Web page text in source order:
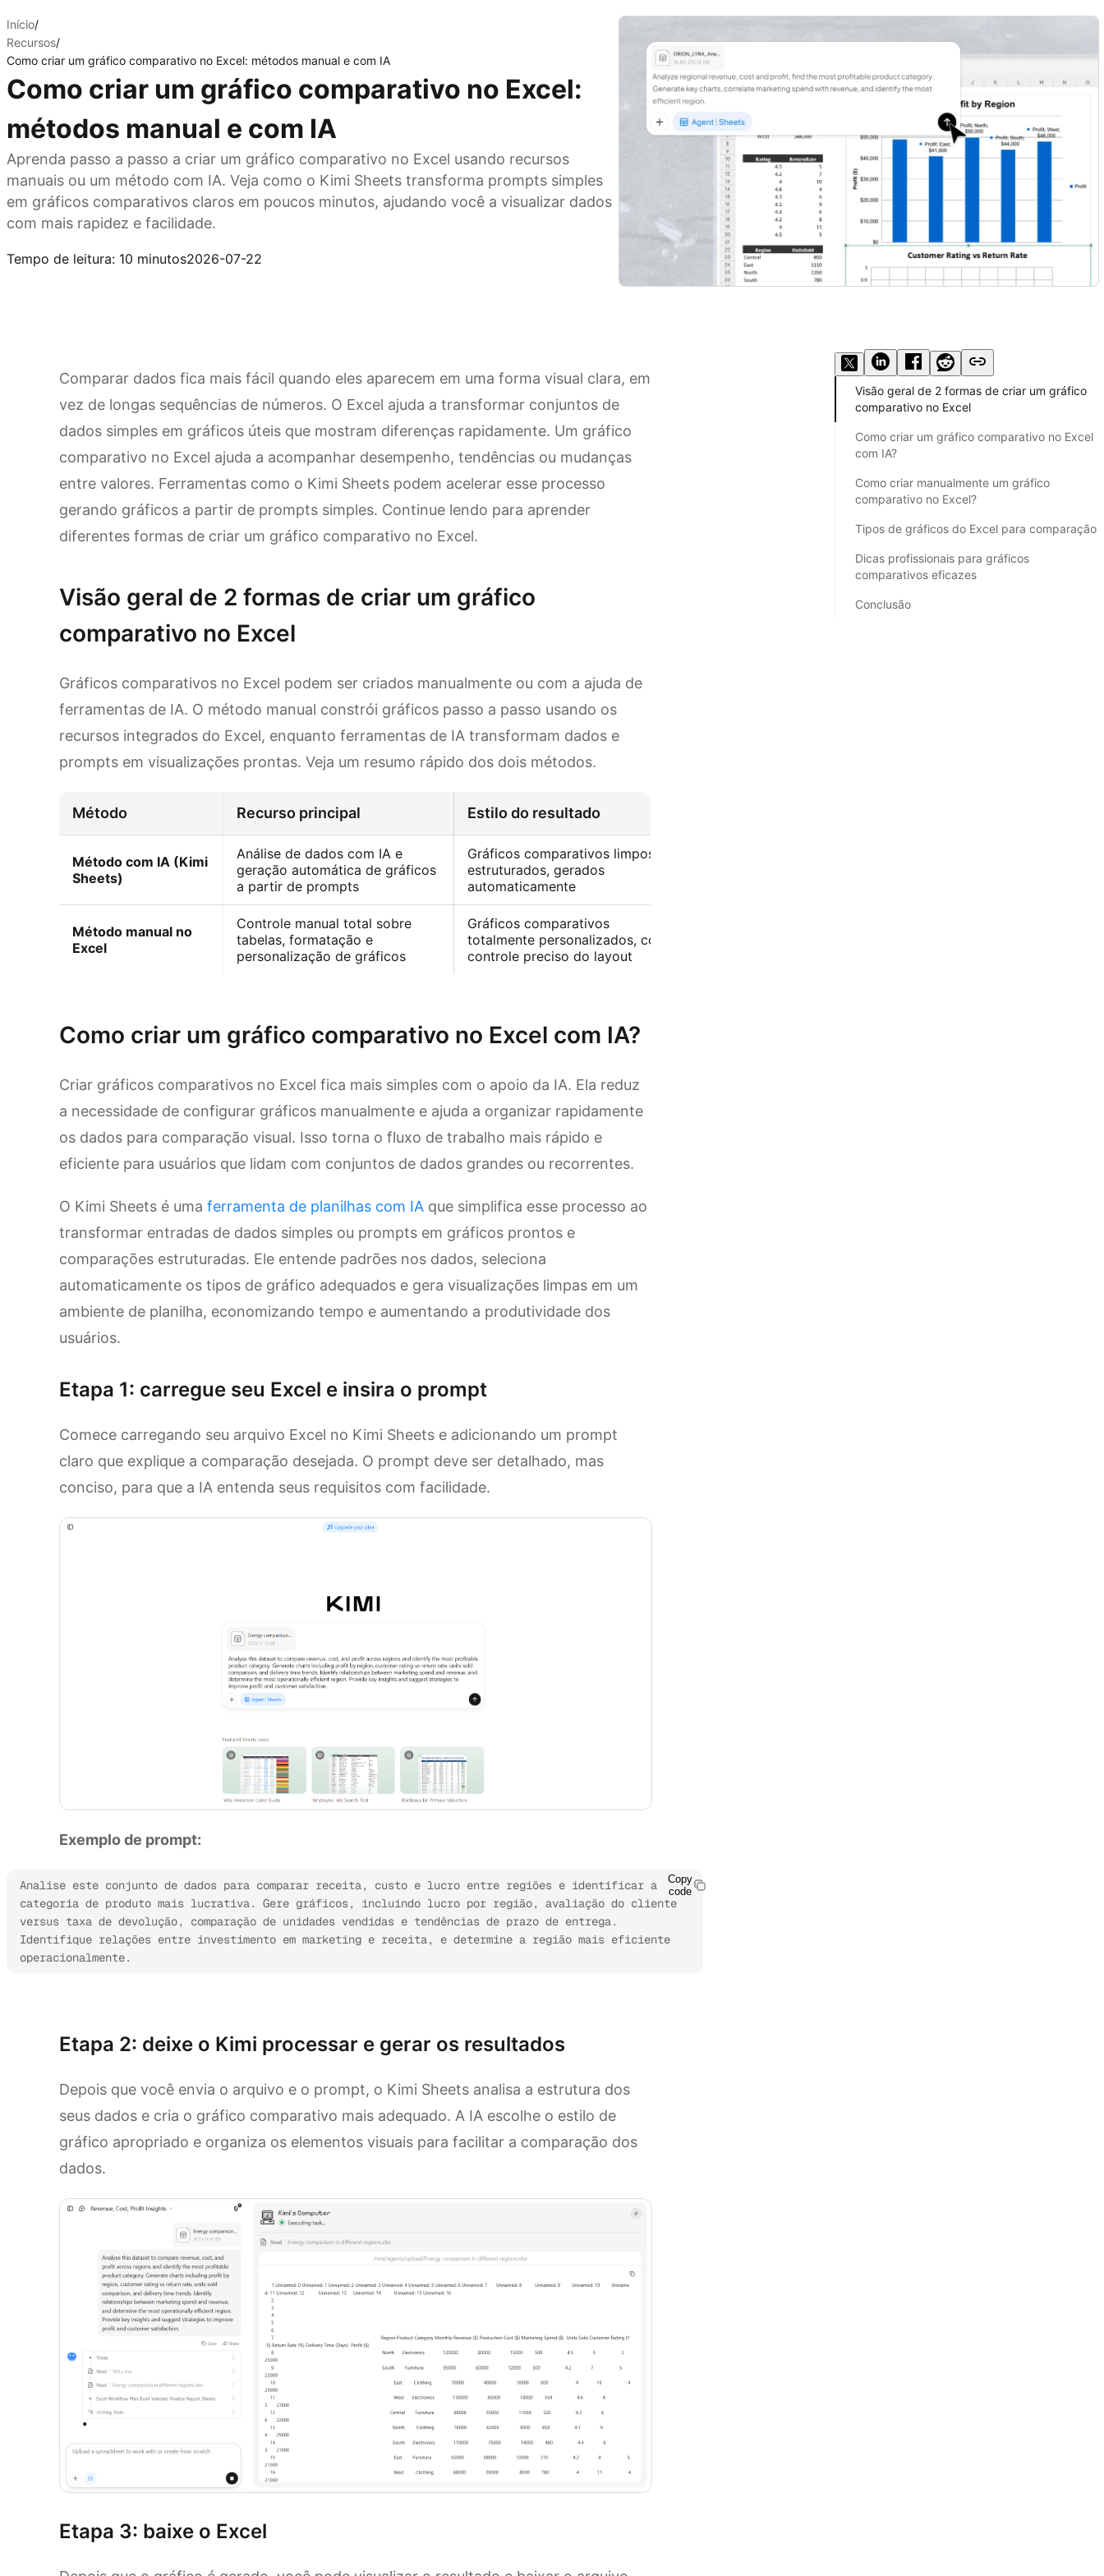
Início/
Recursos/
Como criar um gráfico comparativo no Excel: métodos manual e com IA
Como criar um gráfico comparativo no Excel:
métodos manual e com IA
Aprenda passo a passo a criar um gráfico comparativo no Excel usando recursos
manuais ou um método com IA. Veja como o Kimi Sheets transforma prompts simples
em gráficos comparativos claros em poucos minutos, ajudando você a visualizar dados
com mais rapidez e facilidade.
Tempo de leitura: 10 minutos2026-07-22
Comparar dados fica mais fácil quando eles aparecem em uma forma visual clara, em
vez de longas sequências de números. O Excel ajuda a transformar conjuntos de
dados simples em gráficos úteis que mostram diferenças rapidamente. Um gráfico
comparativo no Excel ajuda a acompanhar desempenho, tendências ou mudanças
entre valores. Ferramentas como o Kimi Sheets podem acelerar esse processo
gerando gráficos a partir de prompts simples. Continue lendo para aprender
diferentes formas de criar um gráfico comparativo no Excel.
Visão geral de 2 formas de criar um gráfico
comparativo no Excel
Gráficos comparativos no Excel podem ser criados manualmente ou com a ajuda de
ferramentas de IA. O método manual constrói gráficos passo a passo usando os
recursos integrados do Excel, enquanto ferramentas de IA transformam dados e
prompts em visualizações prontas. Veja um resumo rápido dos dois métodos.
Método Recurso principal Estilo do resultado
Método com IA (Kimi
Sheets)
Análise de dados com IA e
geração automática de gráficos
a partir de prompts
Gráficos comparativos limpos e
estruturados, gerados
automaticamente
Método manual no
Excel
Controle manual total sobre
tabelas, formatação e
personalização de gráficos
Gráficos comparativos
totalmente personalizados, com
controle preciso do layout
Como criar um gráfico comparativo no Excel com IA?
Criar gráficos comparativos no Excel fica mais simples com o apoio da IA. Ela reduz
a necessidade de configurar gráficos manualmente e ajuda a organizar rapidamente
os dados para comparação visual. Isso torna o fluxo de trabalho mais rápido e
eficiente para usuários que lidam com conjuntos de dados grandes ou recorrentes.
O Kimi Sheets é uma ferramenta de planilhas com IA que simplifica esse processo ao
transformar entradas de dados simples ou prompts em gráficos prontos e
comparações estruturadas. Ele entende padrões nos dados, seleciona
automaticamente os tipos de gráfico adequados e gera visualizações limpas em um
ambiente de planilha, economizando tempo e aumentando a produtividade dos
usuários.
Etapa 1: carregue seu Excel e insira o prompt
Comece carregando seu arquivo Excel no Kimi Sheets e adicionando um prompt
claro que explique a comparação desejada. O prompt deve ser detalhado, mas
conciso, para que a IA entenda seus requisitos com facilidade.
Exemplo de prompt:
Analise este conjunto de dados para comparar receita, custo e lucro entre regiões e identificar a
categoria de produto mais lucrativa. Gere gráficos, incluindo lucro por região, avaliação do cliente
versus taxa de devolução, comparação de unidades vendidas e tendências de prazo de entrega.
Identifique relações entre investimento em marketing e receita, e determine a região mais eficiente
operacionalmente.
Copy
code
Etapa 2: deixe o Kimi processar e gerar os resultados
Depois que você envia o arquivo e o prompt, o Kimi Sheets analisa a estrutura dos
seus dados e cria o gráfico comparativo mais adequado. A IA escolhe o estilo de
gráfico apropriado e organiza os elementos visuais para facilitar a comparação dos
dados.
Etapa 3: baixe o Excel
Visão geral de 2 formas de criar um gráfico
comparativo no Excel
Como criar um gráfico comparativo no Excel
com IA?
Como criar manualmente um gráfico
comparativo no Excel?
Tipos de gráficos do Excel para comparação
Dicas profissionais para gráficos
comparativos eficazes
Conclusão